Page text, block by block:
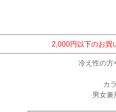
2,000円以下のお買
冷え性の方
カ
男女兼